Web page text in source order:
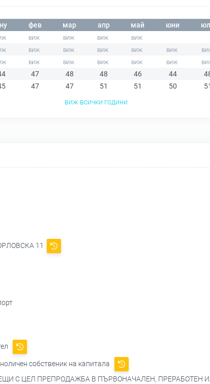
фев мар апр май юни
47 48 48 46 44
47 47 51 51 50
виж всички години
11
собственик на капитала
С ЦЕЛ ПРЕПРОДАЖБА В ПЪРВОНАЧАЛЕН, ПРЕРАБОТЕН